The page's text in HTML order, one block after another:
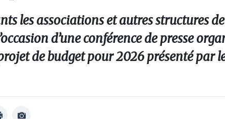
les associations et autres structures
d’une conférence de presse
de budget pour 2026 présenté par
Afficher